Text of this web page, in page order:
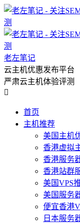
老左笔记
云主机优惠发布平台
严肃云主机体验评测

首页
主机推荐
美国主机
香港虚拟
香港服务
香港站群
美国VPS
美国服务
便宜香港
日本服务